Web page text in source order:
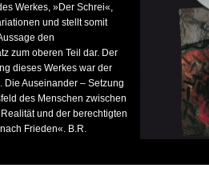
Werkes, »Der Schrei«,
und stellt somit
den
zum oberen Teil dar. Der
dieses Werkes war der
Die Auseinander – Setzung
des Menschen zwischen
und der berechtigten
Frieden«. B.R.